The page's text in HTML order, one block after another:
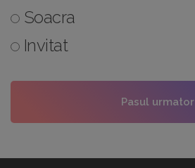
Soacra
Invitat
Pasul urmator